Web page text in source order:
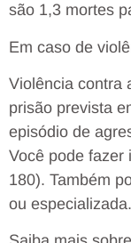
são 1,3 mortes
Em caso de
Violência contra
prisão prevista
episódio de
Você pode fazer
180). Também
ou especializada.